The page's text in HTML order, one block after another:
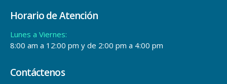
Horario de Atención
Lunes a Viernes:
8:00 am a 12:00 pm y de 2:00 pm a 4:00 pm
Contáctenos